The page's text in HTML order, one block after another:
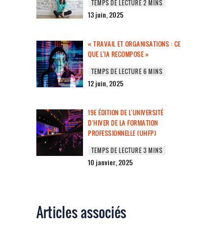
13 juin, 2025
« TRAVAIL ET ORGANISATIONS : CE
QUE L’IA RECOMPOSE »
12 juin, 2025
19E ÉDITION DE L’UNIVERSITÉ
D’HIVER DE LA FORMATION
PROFESSIONNELLE (UHFP)
10 janvier, 2025
Articles associés